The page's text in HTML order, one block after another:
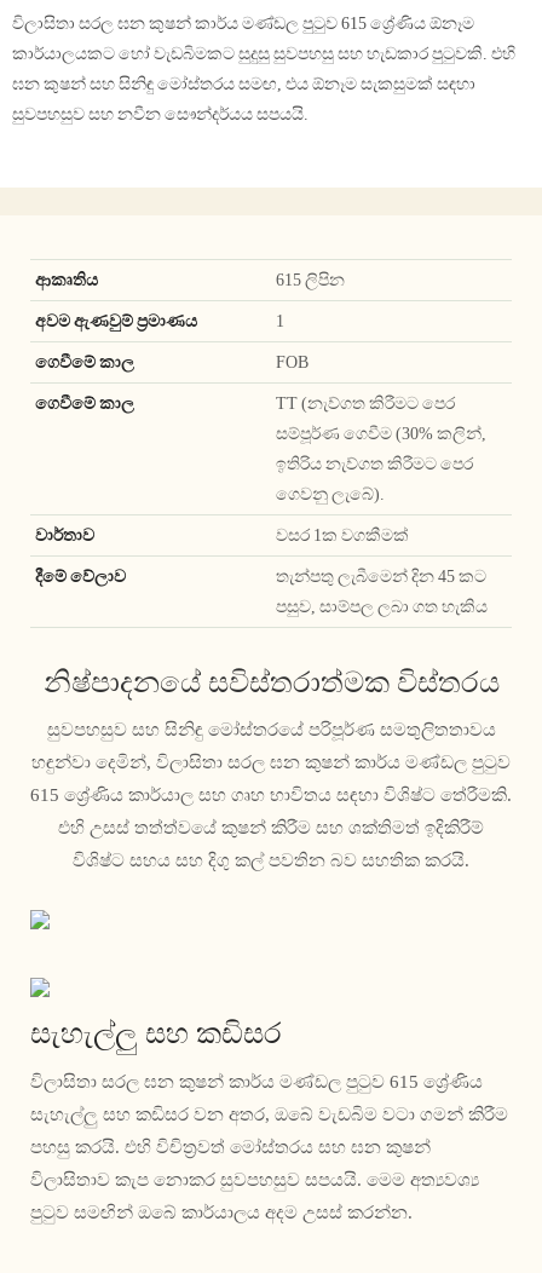
විලාසිතා සරල ඝන කුෂන් කාර්ය මණ්ඩල පුටුව 615 ශ්‍රේණිය ඕනෑම
කාර්යාලයකට හෝ වැඩබිමකට සුදුසු සුවපහසු සහ හැඩකාර පුටුවකි. එහි
ඝන කුෂන් සහ සිනිඳු මෝස්තරය සමඟ, එය ඕනෑම සැකසුමක් සඳහා
සුවපහසුව සහ නවීන සෞන්දර්යය සපයයි.
ආකෘතිය 615 ලිපින
අවම ඇණවුම් ප්‍රමාණය 1
ගෙවීමේ කාල FOB
ගෙවීමේ කාල
TT (නැව්ගත කිරීමට පෙර
සම්පූර්ණ ගෙවීම (30% කලින්,
ඉතිරිය නැව්ගත කිරීමට පෙර
ගෙවනු ලැබේ).
වාර්තාව වසර 1ක වගකීමක්
දීමේ වේලාව
තැන්පතු ලැබීමෙන් දින 45 කට
පසුව, සාම්පල ලබා ගත හැකිය
නිෂ්පාදනයේ සවිස්තරාත්මක විස්තරය
සුවපහසුව සහ සිනිඳු මෝස්තරයේ පරිපූර්ණ සමතුලිතතාවය
හඳුන්වා දෙමින්, විලාසිතා සරල ඝන කුෂන් කාර්ය මණ්ඩල පුටුව
615 ශ්‍රේණිය කාර්යාල සහ ගෘහ භාවිතය සඳහා විශිෂ්ට තේරීමකි.
එහි උසස් තත්ත්වයේ කුෂන් කිරීම සහ ශක්තිමත් ඉදිකිරීම්
විශිෂ්ට සහය සහ දිගු කල් පවතින බව සහතික කරයි.
සැහැල්ලු සහ කඩිසර
විලාසිතා සරල ඝන කුෂන් කාර්ය මණ්ඩල පුටුව 615 ශ්‍රේණිය
සැහැල්ලු සහ කඩිසර වන අතර, ඔබේ වැඩබිම වටා ගමන් කිරීම
පහසු කරයි. එහි විචිත්‍රවත් මෝස්තරය සහ ඝන කුෂන්
විලාසිතාව කැප නොකර සුවපහසුව සපයයි. මෙම අත්‍යවශ්‍ය
පුටුව සමඟින් ඔබේ කාර්යාලය අදම උසස් කරන්න.